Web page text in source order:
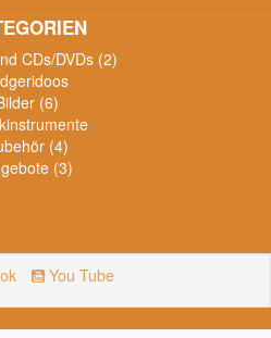
CDs/DVDs (2)
(6)
(4)
(3)
You Tube